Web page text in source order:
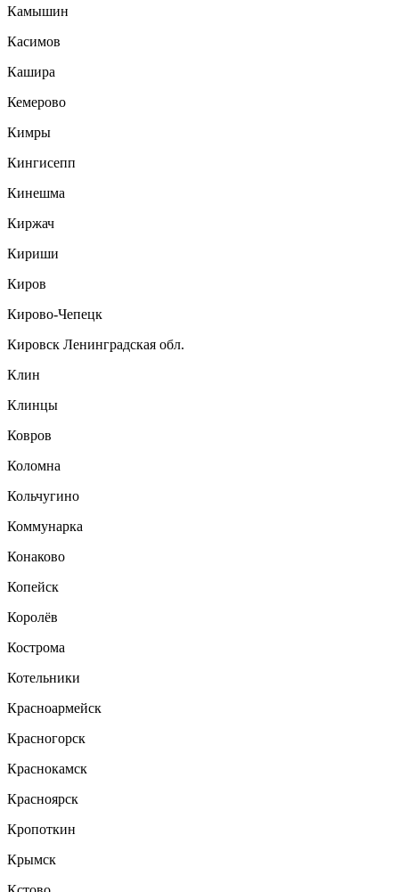
Камышин
Касимов
Кашира
Кемерово
Кимры
Кингисепп
Кинешма
Киржач
Кириши
Киров
Кирово-Чепецк
Кировск Ленинградская обл.
Клин
Клинцы
Ковров
Коломна
Кольчугино
Коммунарка
Конаково
Копейск
Королёв
Кострома
Котельники
Красноармейск
Красногорск
Краснокамск
Красноярск
Кропоткин
Крымск